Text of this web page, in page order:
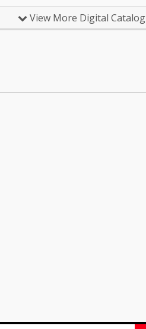
View More Digital Catalog